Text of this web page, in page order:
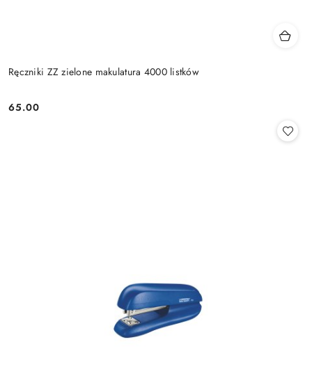
Ręczniki ZZ zielone makulatura 4000 listków
Cena:
65.00